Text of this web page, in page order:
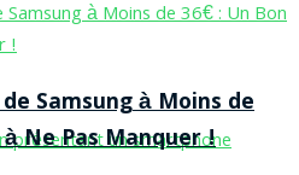
Samsung à Moins de
Ne Pas Manquer !